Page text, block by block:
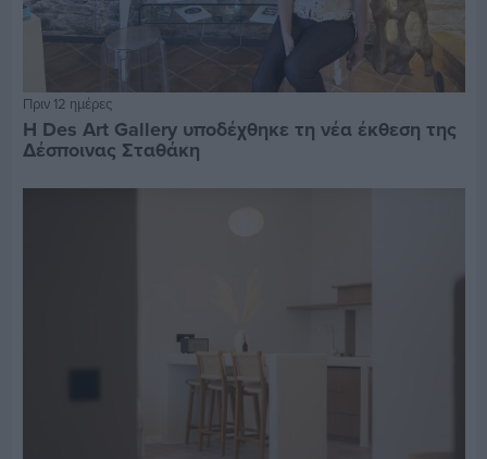
Πριν 12 ημέρες
Η Des Art Gallery υποδέχθηκε τη νέα έκθεση της
Δέσποινας Σταθάκη